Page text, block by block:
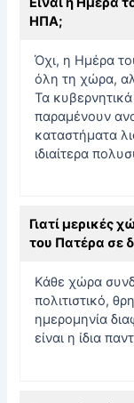
ΗΠΑ;
Όχι, η Ημέρα
όλη τη χώρα,
Τα
παραμένουν
καταστήματα
ιδιαίτερα
Γιατί μερικές
του Πατέρα σε
Κάθε χώρα
πολιτιστικό,
ημερομηνία
είναι η ίδια